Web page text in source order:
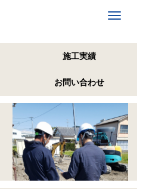
Toggle
施工実績
お問い合わせ